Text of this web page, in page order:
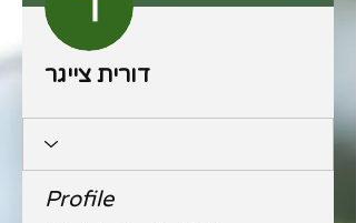
דורית צייגר
Profile